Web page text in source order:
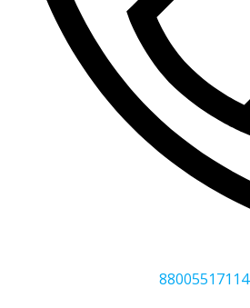
88005517114